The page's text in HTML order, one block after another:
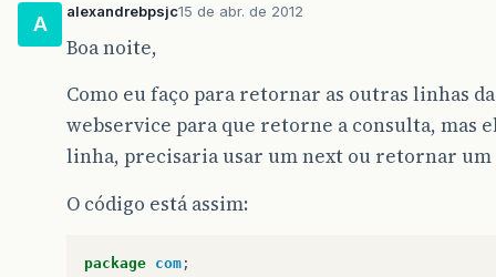
//Fecha o statement, o resultset e
}
public static void main(String[] args) {
System.out.
A
alexandrebpsjc15 de abr. de 2012
Boa noite,
Como eu faço para retornar as outras linhas
webservice para que retorne a consulta, mas
linha, precisaria usar um next ou retornar um
O código está assim:
package com ;